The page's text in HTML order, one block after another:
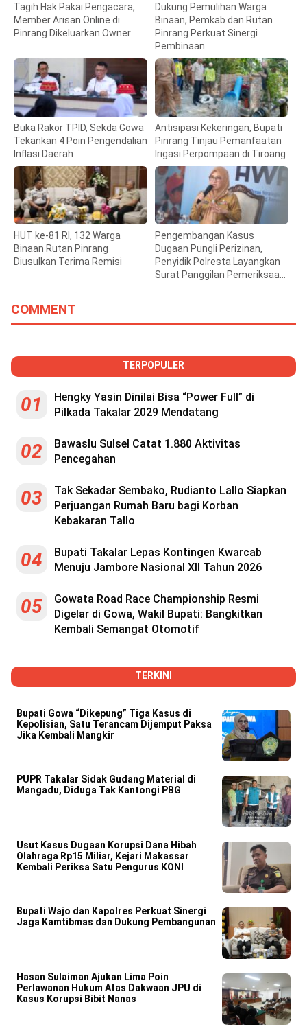
Tagih Hak Pakai Pengacara,
Member Arisan Online di
Pinrang Dikeluarkan Owner
Dukung Pemulihan Warga
Binaan, Pemkab dan Rutan
Pinrang Perkuat Sinergi
Pembinaan
Buka Rakor TPID, Sekda Gowa
Tekankan 4 Poin Pengendalian
Inflasi Daerah
Antisipasi Kekeringan, Bupati
Pinrang Tinjau Pemanfaatan
Irigasi Perpompaan di Tiroang
HUT ke-81 RI, 132 Warga
Binaan Rutan Pinrang
Diusulkan Terima Remisi
Pengembangan Kasus
Dugaan Pungli Perizinan,
Penyidik Polresta Layangkan
Surat Panggilan Pemeriksaan
COMMENT
TERPOPULER
01
Hengky Yasin Dinilai Bisa “Power Full” di
Pilkada Takalar 2029 Mendatang
02
Bawaslu Sulsel Catat 1.880 Aktivitas
Pencegahan
03
Tak Sekadar Sembako, Rudianto Lallo Siapkan
Perjuangan Rumah Baru bagi Korban
Kebakaran Tallo
04
Bupati Takalar Lepas Kontingen Kwarcab
Menuju Jambore Nasional XII Tahun 2026
05
Gowata Road Race Championship Resmi
Digelar di Gowa, Wakil Bupati: Bangkitkan
Kembali Semangat Otomotif
TERKINI
Bupati Gowa “Dikepung” Tiga Kasus di
Kepolisian, Satu Terancam Dijemput Paksa
Jika Kembali Mangkir
PUPR Takalar Sidak Gudang Material di
Mangadu, Diduga Tak Kantongi PBG
Usut Kasus Dugaan Korupsi Dana Hibah
Olahraga Rp15 Miliar, Kejari Makassar
Kembali Periksa Satu Pengurus KONI
Bupati Wajo dan Kapolres Perkuat Sinergi
Jaga Kamtibmas dan Dukung Pembangunan
Hasan Sulaiman Ajukan Lima Poin
Perlawanan Hukum Atas Dakwaan JPU di
Kasus Korupsi Bibit Nanas